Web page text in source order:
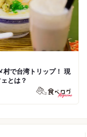
村で台湾トリップ！ 現
とは？